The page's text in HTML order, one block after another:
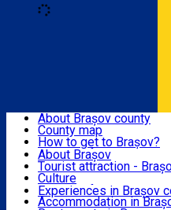
BRAȘOV
EXPERIENCES
DESTINATIONS
About Brașov county
County map
How to get to Brașov?
Tourist Information
Tourist Guides
Brașov Tourism
Historical tourist
What would a local
About Brașov
Tourist attraction -
Culture
Tourist Information
Accommodation in
Experiences in Brașov